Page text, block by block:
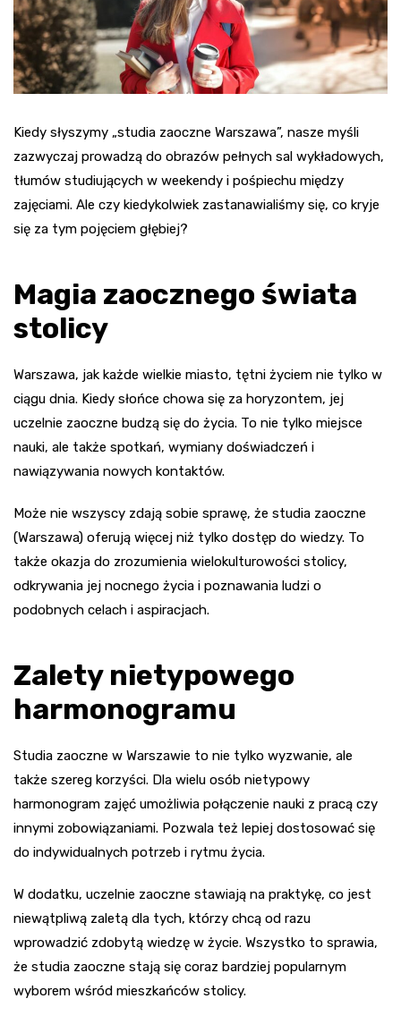
Kiedy słyszymy „studia zaoczne Warszawa”, nasze myśli
zazwyczaj prowadzą do obrazów pełnych sal wykładowych,
tłumów studiujących w weekendy i pośpiechu między
zajęciami. Ale czy kiedykolwiek zastanawialiśmy się, co kryje
się za tym pojęciem głębiej?
Magia zaocznego świata
stolicy
Warszawa, jak każde wielkie miasto, tętni życiem nie tylko w
ciągu dnia. Kiedy słońce chowa się za horyzontem, jej
uczelnie zaoczne budzą się do życia. To nie tylko miejsce
nauki, ale także spotkań, wymiany doświadczeń i
nawiązywania nowych kontaktów.
Może nie wszyscy zdają sobie sprawę, że studia zaoczne
(Warszawa) oferują więcej niż tylko dostęp do wiedzy. To
także okazja do zrozumienia wielokulturowości stolicy,
odkrywania jej nocnego życia i poznawania ludzi o
podobnych celach i aspiracjach.
Zalety nietypowego
harmonogramu
Studia zaoczne w Warszawie to nie tylko wyzwanie, ale
także szereg korzyści. Dla wielu osób nietypowy
harmonogram zajęć umożliwia połączenie nauki z pracą czy
innymi zobowiązaniami. Pozwala też lepiej dostosować się
do indywidualnych potrzeb i rytmu życia.
W dodatku, uczelnie zaoczne stawiają na praktykę, co jest
niewątpliwą zaletą dla tych, którzy chcą od razu
wprowadzić zdobytą wiedzę w życie. Wszystko to sprawia,
że studia zaoczne stają się coraz bardziej popularnym
wyborem wśród mieszkańców stolicy.